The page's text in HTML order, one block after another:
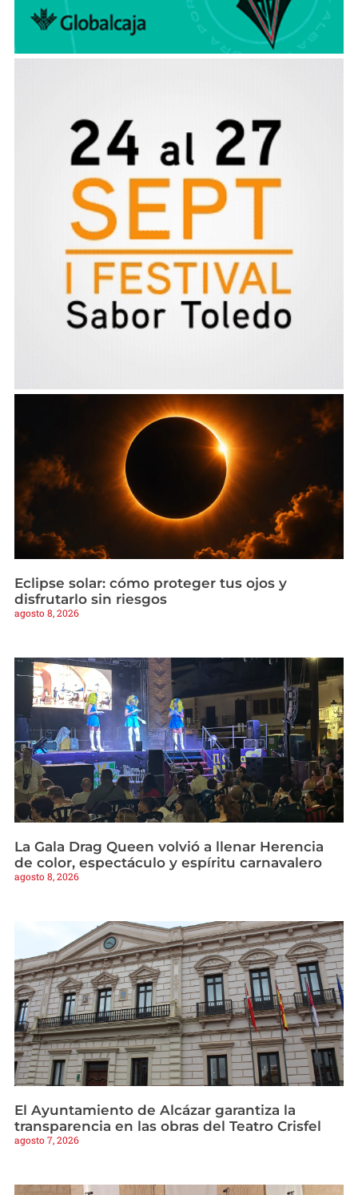
Eclipse solar: cómo proteger tus ojos y
disfrutarlo sin riesgos
agosto 8, 2026
La Gala Drag Queen volvió a llenar Herencia
de color, espectáculo y espíritu carnavalero
agosto 8, 2026
El Ayuntamiento de Alcázar garantiza la
transparencia en las obras del Teatro Crisfel
agosto 7, 2026